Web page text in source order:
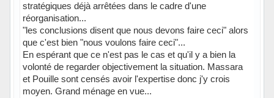
stratégiques déjà arrêtées dans le cadre d'une
réorganisation...
"les conclusions disent que nous devons faire ceci" alors
que c'est bien "nous voulons faire ceci"...
En espérant que ce n'est pas le cas et qu'il y a bien la
volonté de regarder objectivement la situation. Massara
et Pouille sont censés avoir l'expertise donc j'y crois
moyen. Grand ménage en vue...